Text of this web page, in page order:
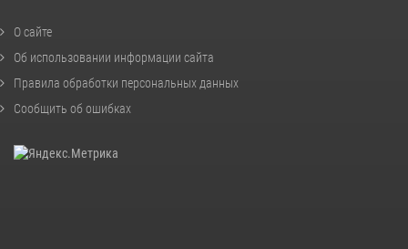
О сайте
Об использовании информации сайта
Правила обработки персональных данных
Сообщить об ошибках